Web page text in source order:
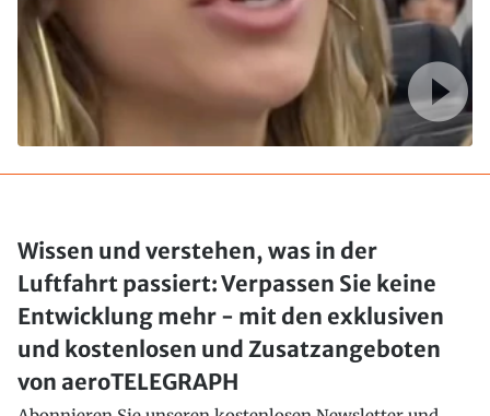
Wissen und verstehen, was in der
Luftfahrt passiert: Verpassen Sie keine
Entwicklung mehr - mit den exklusiven
und kostenlosen und Zusatzangeboten
von aeroTELEGRAPH